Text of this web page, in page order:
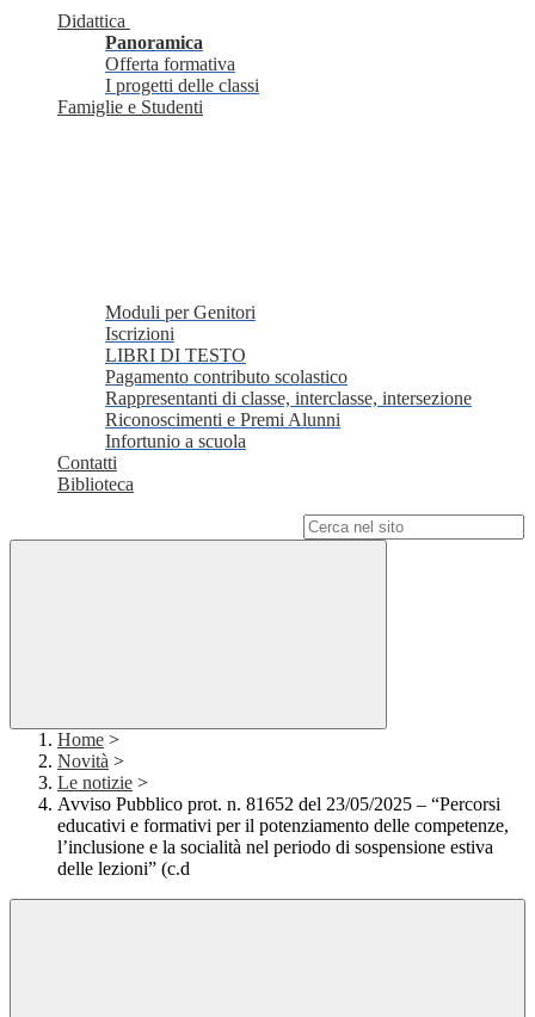
Didattica
Panoramica
Offerta formativa
I progetti delle classi
Famiglie e Studenti
Moduli per Genitori
Iscrizioni
LIBRI DI TESTO
Pagamento contributo scolastico
Rappresentanti di classe, interclasse, intersezione
Riconoscimenti e Premi Alunni
Infortunio a scuola
Contatti
Biblioteca
Home >
Novità >
Le notizie >
Avviso Pubblico prot. n. 81652 del 23/05/2025 – “Percorsi
educativi e formativi per il potenziamento delle competenze,
l’inclusione e la socialità nel periodo di sospensione estiva
delle lezioni” (c.d